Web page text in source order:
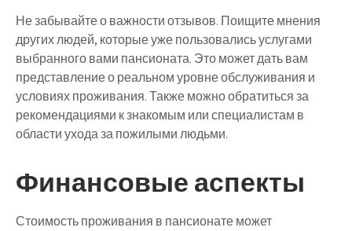
Не забывайте о важности отзывов. Поищите мнения
других людей, которые уже пользовались услугами
выбранного вами пансионата. Это может дать вам
представление о реальном уровне обслуживания и
условиях проживания. Также можно обратиться за
рекомендациями к знакомым или специалистам в
области ухода за пожилыми людьми.
Финансовые аспекты
Стоимость проживания в пансионате может